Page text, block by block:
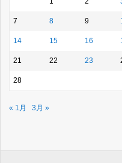
7 8 9
14 15 16
21 22 23
28
« 1月 3月 »